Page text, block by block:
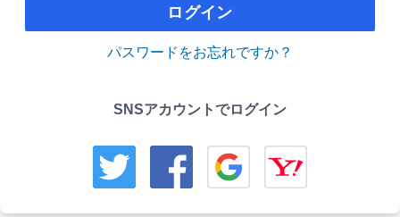
ログイン
パスワードをお忘れですか？
SNSアカウントでログイン